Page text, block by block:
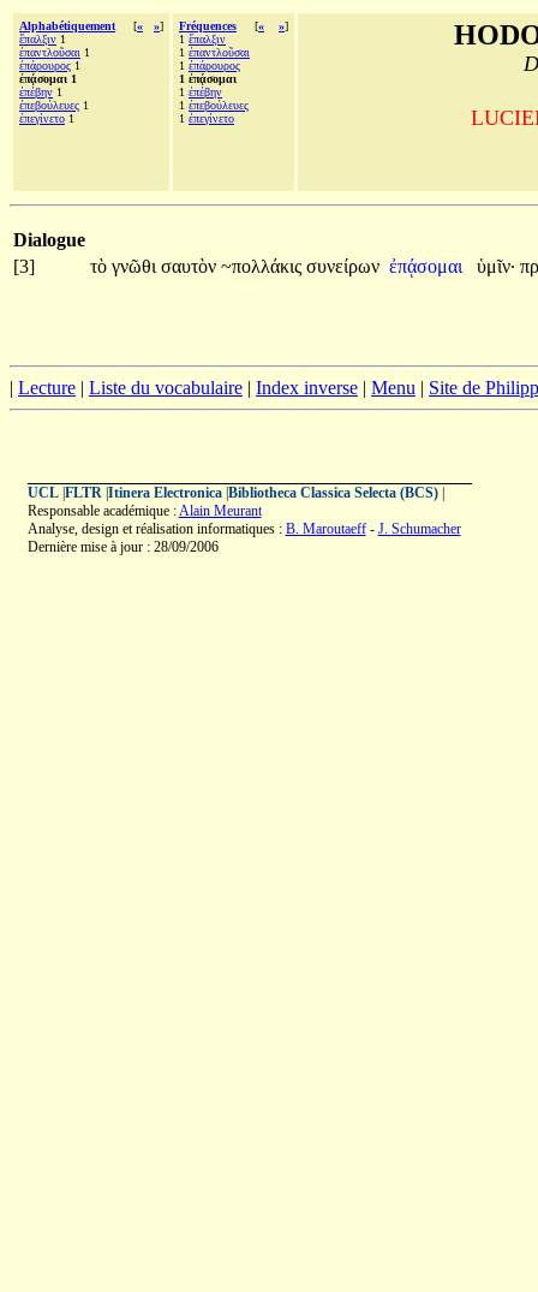
Alphabétiquement [« »]
ἔπαλξιν 1
ἐπαντλοῦσαι 1
ἐπάρουρος 1
ἐπᾴσομαι 1
ἐπέβην 1
ἐπεβούλευες 1
ἐπεγίνετο 1
Fréquences [« »]
1 ἔπαλξιν
1 ἐπαντλοῦσαι
1 ἐπάρουρος
1 ἐπᾴσομαι
1 ἐπέβην
1 ἐπεβούλευες
1 ἐπεγίνετο
Dialogue
[3]
τὸ γνῶθι σαυτὸν ~πολλάκις συνείρων ἐπᾴσομαι ὑμῖν·
| Lecture | Liste du vocabulaire | Index inverse | Menu | Site de
UCL| FLTR| Itinera Electronica| Bibliotheca Classica Selecta (BCS)|
Responsable académique :Alain Meurant
Analyse, design et réalisation informatiques : B. Maroutaeff- J. Schumacher
Dernière mise à jour : 28/09/2006